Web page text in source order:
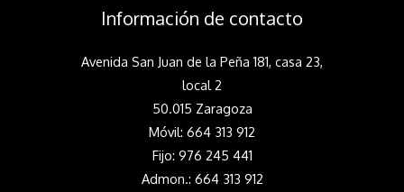
Información de contacto
Avenida San Juan de la Peña 181, casa 23,
local 2
50.015 Zaragoza
Móvil: 664 313 912
Fijo: 976 245 441
Admon.: 664 313 912